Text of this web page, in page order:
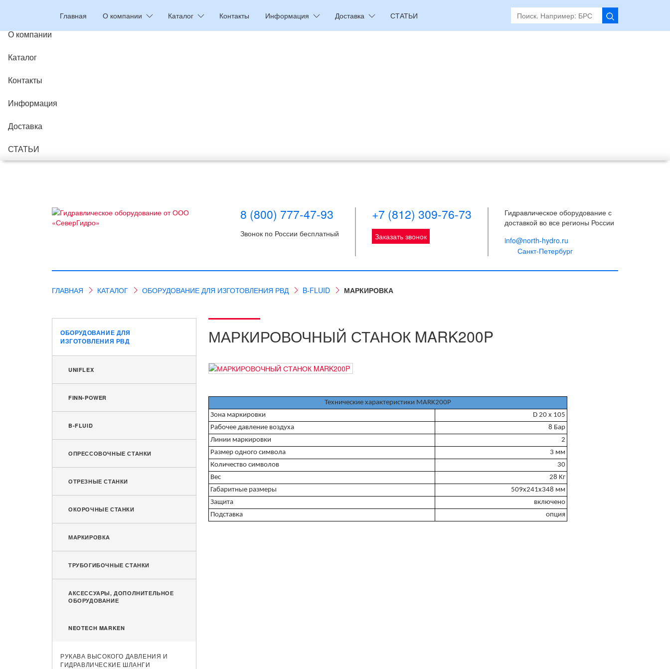
О компании
Каталог
Контакты
Информация
Доставка
СТАТЬИ
Главная О компании Каталог Контакты Информация Доставка СТАТЬИ
8 (800) 777-47-93
Звонок по России бесплатный
+7 (812) 309-76-73
Заказать звонок
Гидравлическое оборудование с
доставкой во все регионы России
info@north-hydro.ru
Санкт-Петербург
ГЛАВНАЯ КАТАЛОГ ОБОРУДОВАНИЕ ДЛЯ ИЗГОТОВЛЕНИЯ РВД B-FLUID МАРКИРОВКА
ОБОРУДОВАНИЕ ДЛЯ
ИЗГОТОВЛЕНИЯ РВД
UNIFLEX
FINN-POWER
B-FLUID
ОПРЕССОВОЧНЫЕ СТАНКИ
ОТРЕЗНЫЕ СТАНКИ
ОКОРОЧНЫЕ СТАНКИ
МАРКИРОВКА
ТРУБОГИБОЧНЫЕ СТАНКИ
АКСЕССУАРЫ, ДОПОЛНИТЕЛЬНОЕ
ОБОРУДОВАНИЕ
NEOTECH MARKEN
РУКАВА ВЫСОКОГО ДАВЛЕНИЯ И
ГИДРАВЛИЧЕСКИЕ ШЛАНГИ
МАРКИРОВОЧНЫЙ СТАНОК MARK200P
Технические характеристики MARK200P
Зона маркировки
D 20 x 105
Рабочее давление воздуха
8 Бар
Линии маркировки
2
Размер одного символа
3 мм
Количество символов
30
Вес
28 Kг
Габаритные размеры
509x241x348 мм
Защита
включено
Подставка
опция